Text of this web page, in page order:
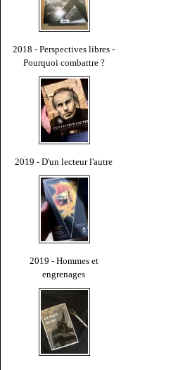
2018 - Perspectives libres -
Pourquoi combattre ?
2019 - D'un lecteur l'autre
2019 - Hommes et
engrenages